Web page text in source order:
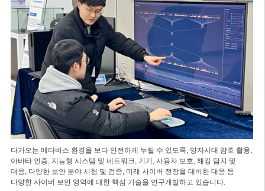
다가오는 메타버스 환경을 보다 안전하게 누릴 수 있도록, 양자시대 암호 활용,
아바타 인증, 지능형 시스템 및 네트워크, 기기, 사용자 보호, 해킹 탐지 및
대응, 다양한 보안 분야 시험 및 검증, 미래 사이버 전장을 대비한 대응 등
다양한 사이버 보안 영역에 대한 핵심 기술을 연구개발하고 있습니다.